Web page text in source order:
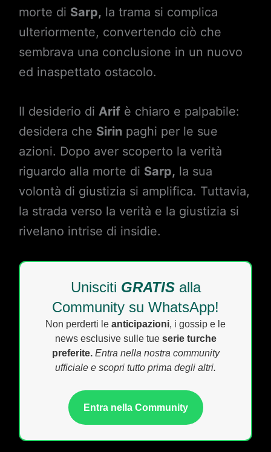
morte di Sarp, la trama si complica
ulteriormente, convertendo ciò che
sembrava una conclusione in un nuovo
ed inaspettato ostacolo.
Il desiderio di Arifè chiaro e palpabile:
desidera che Sirinpaghi per le sue
azioni. Dopo aver scoperto la verità
riguardo alla morte di Sarp, la sua
volontà di giustizia si amplifica. Tuttavia,
la strada verso la verità e la giustizia si
rivelano intrise di insidie.
Unisciti GRATISalla
Community su WhatsApp!
Non perderti le anticipazioni, i gossip e le
news esclusive sulle tue serie turche
preferite. Entra nella nostra community
ufficiale e scopri tutto prima degli altri.
Entra nella Community